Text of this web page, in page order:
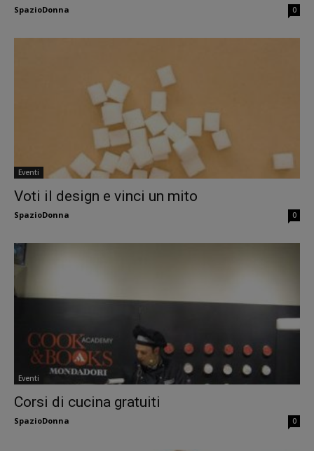
SpazioDonna 0
Eventi
Voti il design e vinci un mito
SpazioDonna 0
Eventi
Corsi di cucina gratuiti
SpazioDonna 0